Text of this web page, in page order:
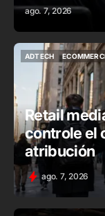
ago. 7, 2026
ADTECH
ADTECH
Retail
controle el
atribución
ago. 7, 2026